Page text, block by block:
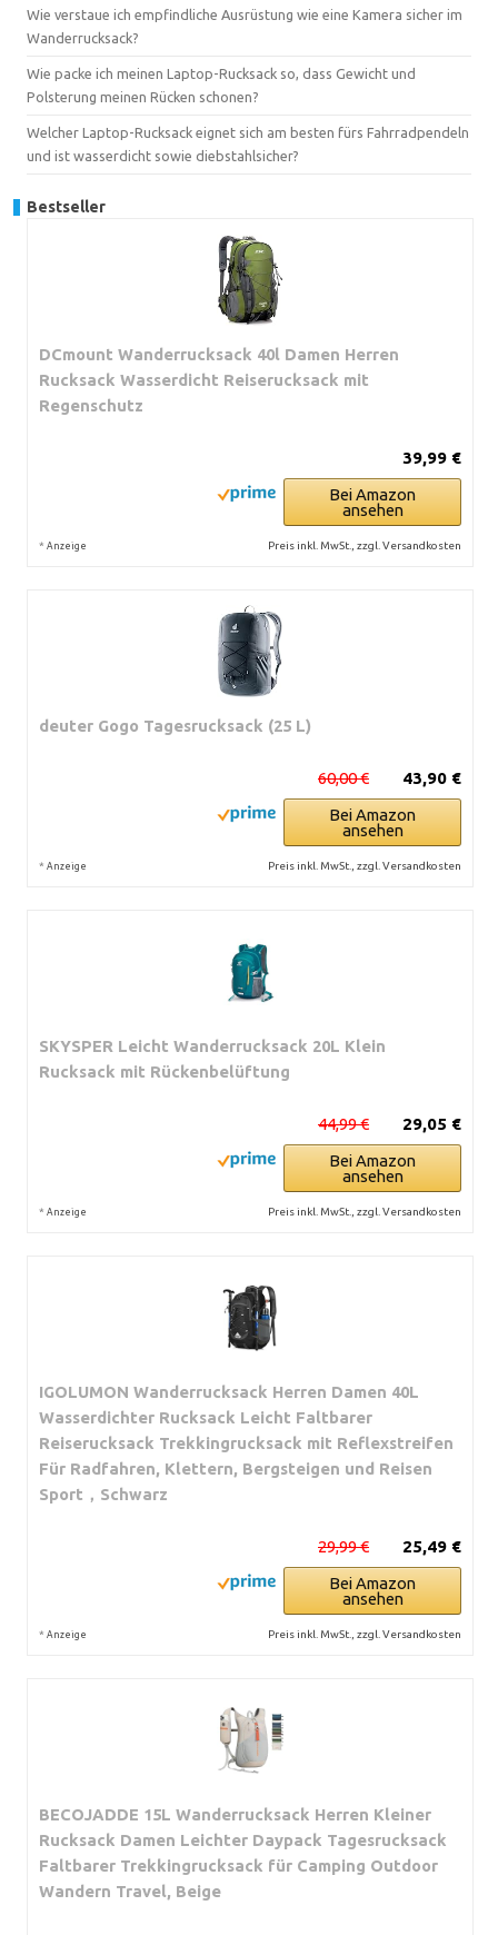
Wie verstaue ich empfindliche Ausrüstung wie eine Kamera sicher im
Wanderrucksack?
Wie packe ich meinen Laptop-Rucksack so, dass Gewicht und
Polsterung meinen Rücken schonen?
Welcher Laptop-Rucksack eignet sich am besten fürs Fahrradpendeln
und ist wasserdicht sowie diebstahlsicher?
Bestseller
DCmount Wanderrucksack 40l Damen Herren
Rucksack Wasserdicht Reiserucksack mit
Regenschutz
39,99 €
Bei Amazon
ansehen
* Anzeige Preis inkl. MwSt., zzgl. Versandkosten
deuter Gogo Tagesrucksack (25 L)
43,90 €
60,00 €
Bei Amazon
ansehen
* Anzeige Preis inkl. MwSt., zzgl. Versandkosten
SKYSPER Leicht Wanderrucksack 20L Klein
Rucksack mit Rückenbelüftung
29,05 €
44,99 €
Bei Amazon
ansehen
* Anzeige Preis inkl. MwSt., zzgl. Versandkosten
IGOLUMON Wanderrucksack Herren Damen 40L
Wasserdichter Rucksack Leicht Faltbarer
Reiserucksack Trekkingrucksack mit Reflexstreifen
Für Radfahren, Klettern, Bergsteigen und Reisen
Sport，Schwarz
25,49 €
29,99 €
Bei Amazon
ansehen
* Anzeige Preis inkl. MwSt., zzgl. Versandkosten
BECOJADDE 15L Wanderrucksack Herren Kleiner
Rucksack Damen Leichter Daypack Tagesrucksack
Faltbarer Trekkingrucksack für Camping Outdoor
Wandern Travel, Beige